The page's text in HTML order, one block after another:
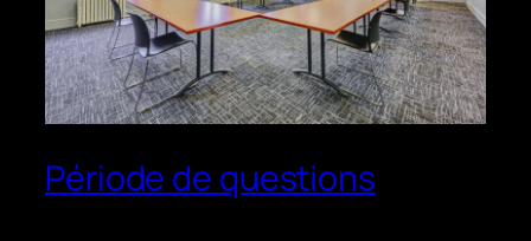
Période de questions